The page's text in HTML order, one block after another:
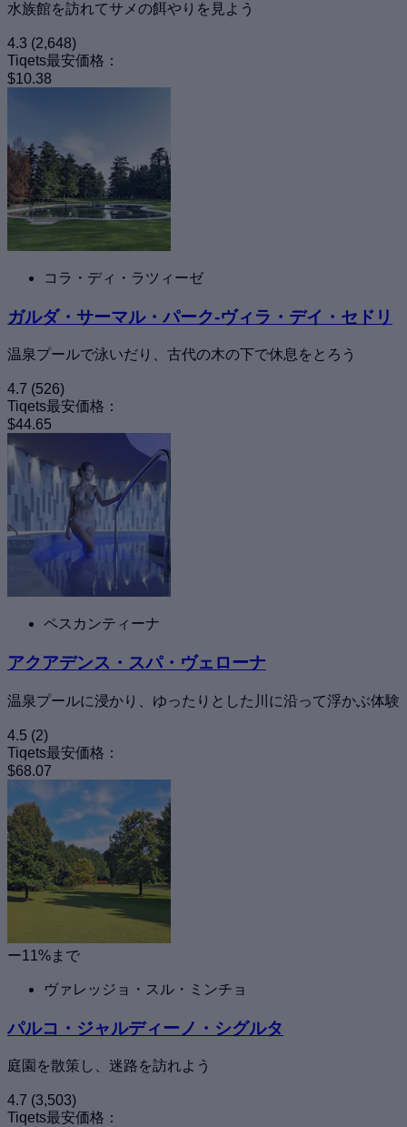
水族館を訪れてサメの餌やりを見よう
4.3 (2,648)
Tiqets最安価格：
$10.38
コラ・ディ・ラツィーゼ
ガルダ・サーマル・パーク-ヴィラ・デイ・セドリ
温泉プールで泳いだり、古代の木の下で休息をとろう
4.7 (526)
Tiqets最安価格：
$44.65
ペスカンティーナ
アクアデンス・スパ・ヴェローナ
温泉プールに浸かり、ゆったりとした川に沿って浮かぶ体験
4.5 (2)
Tiqets最安価格：
$68.07
ー11%まで
ヴァレッジョ・スル・ミンチョ
パルコ・ジャルディーノ・シグルタ
庭園を散策し、迷路を訪れよう
4.7 (3,503)
Tiqets最安価格：